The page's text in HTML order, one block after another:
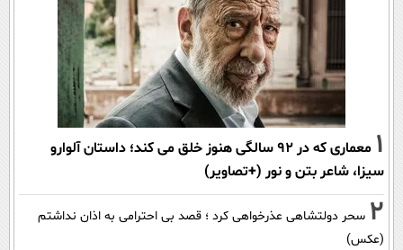
1
معماری که در 92 سالگی هنوز خلق می کند؛ داستان آلوارو
سیزا، شاعر بتن و نور (+تصاویر)
2 سحر دولتشاهی عذرخواهی کرد ؛ قصد بی احترامی به اذان نداشتم
(عکس)